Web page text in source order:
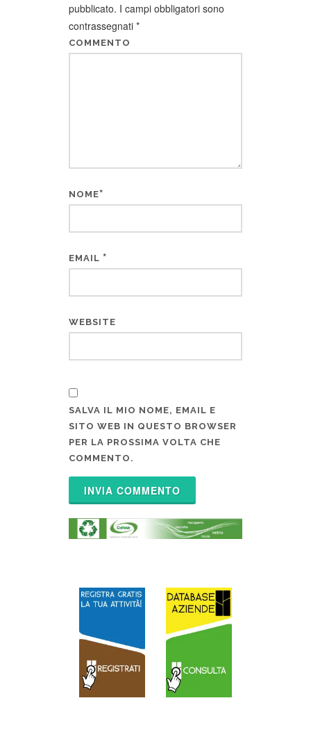
pubblicato. I campi obbligatori sono
contrassegnati *
COMMENTO
NOME*
EMAIL *
WEBSITE
SALVA IL MIO NOME, EMAIL E
SITO WEB IN QUESTO BROWSER
PER LA PROSSIMA VOLTA CHE
COMMENTO.